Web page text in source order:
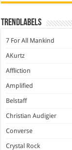
Trendlabels
7 For All Mankind
AKurtz
Affliction
Amplified
Belstaff
Christian Audigier
Converse
Crystal Rock